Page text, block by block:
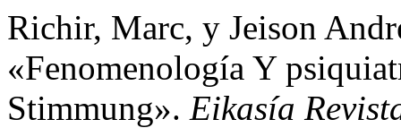
Richir, Marc, y Jeison
«Fenomenología Y
Stimmung». Eikasía